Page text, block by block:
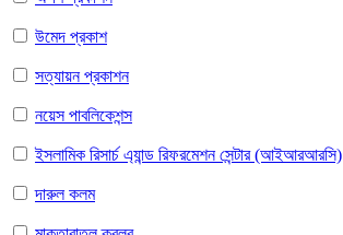
উমেদ প্রকাশ
সত্যায়ন প্রকাশন
নয়েস পাবলিকেশন্স
ইসলামিক রিসার্চ এ্যান্ড রিফরমেশন সেন্টার (আইআরআরসি)
দারুল কলম